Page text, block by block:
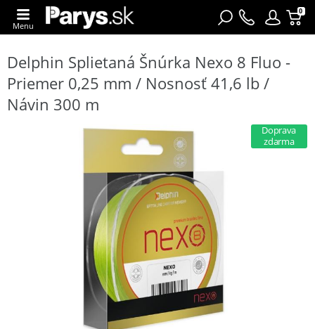
0
Menu
Delphin Splietaná Šnúrka Nexo 8 Fluo -
Priemer 0,25 mm / Nosnosť 41,6 lb /
Návin 300 m
Doprava
zdarma